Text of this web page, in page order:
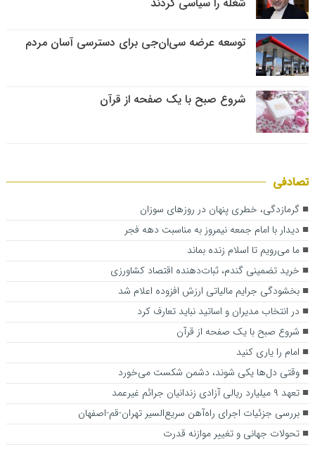
توسعه عرضه سی‌ان‌جی برای دسترسی آسان مردم
شروع صبح با یک صفحه از قرآن
تصادفی
گرمازدگی، خطری پنهان در روزهای سوزان
دیدار با امام جمعه نیمروز به مناسبت دهه فجر
ما می‌رویم تا اسلام زنده بماند
خرید تضمینی گندم، ثبات‌دهنده اقتصاد کشاورزی
بخشودگی جرایم مالیاتی ارزش افزوده اعلام شد
در انتخاب مدیران و اساتید نباید تعارف کرد
شروع صبح با یک صفحه از قرآن
امام را یاری کنید
وقتی دل‌ها یکی شوند، دشمن شکست می‌خورد
تعهد ۹ میلیارد ریالی آزادی زندانیان جرائم غیرعمد
بررسی جزئیات اجرای راه‌آهن سریع‌السیر تهران-قم-اصفهان
تحولات جهانی و تغییر موازنه قدرت